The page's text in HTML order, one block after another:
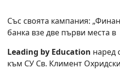
Със своята кампания:
банка взе две първи места в
Leading by Education наред
към СУ Св. Климент Охридски